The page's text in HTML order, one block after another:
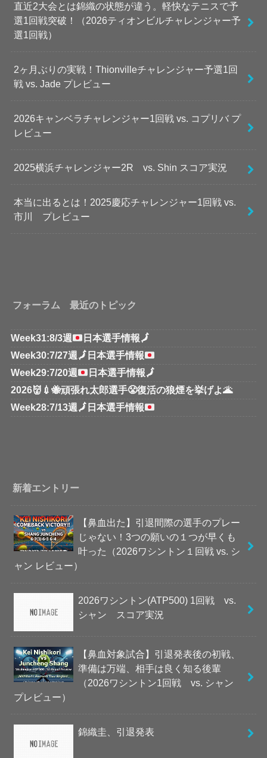
直近2大会とは錦織の状態が違う。軽快なテニスで予
選1回戦突破！（2026ティオンビルチャレンジャー予
選1回戦）
2ヶ月ぶりの実戦！Thionvilleチャレンジャー予選1回
戦 vs. Jade プレビュー
2026キャンベラチャレンジャー1回戦 vs. コプリバ プ
レビュー
2025横浜チャレンジャー2R vs. Shin スコア実況
本当に出るとは！2025慶応チャレンジャー1回戦 vs.
市川 プレビュー
フォーラム 最近のトピック
Week31:8/3週 日本選手情報🗾
Week30:7/27週 🗾 日本選手情報
Week29:7/20週
日本選手情報🗾
2026👹💉🐝頑張れ太郎選手😤復活の狼煙を挙げよ🌋
Week28:7/13週 🗾 日本選手情報
新着エントリー
【鼻血出た】引退間際の選手のプレー
じゃない！3つの願いの１つが早くも
叶った（2026ワシントン１回戦 vs. シ
ャン レビュー）
2026ワシントン(ATP500) 1回戦 vs.
シャン スコア実況
【鼻血対象試合】引退発表後の初戦、
準備は万端、相手は良く知る後輩
（2026ワシントン1回戦 vs. シャン
プレビュー）
錦織圭、引退発表